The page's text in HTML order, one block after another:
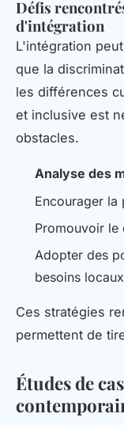
Défis
d'intégration
L'intégration
que la
les différences
et inclusive est
obstacles.
Analyse des
Encourager la
Promouvoir le
Adopter des
besoins
Ces stratégies
permettent de
Études de